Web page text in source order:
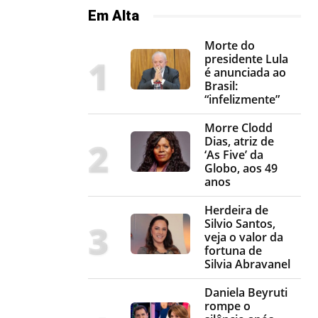
Em Alta
Morte do
presidente Lula
é anunciada ao
Brasil:
“infelizmente”
Morre Clodd
Dias, atriz de
‘As Five’ da
Globo, aos 49
anos
Herdeira de
Silvio Santos,
veja o valor da
fortuna de
Silvia Abravanel
Daniela Beyruti
rompe o